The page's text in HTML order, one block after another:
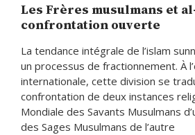
Les Frères musulmans et
confrontation ouverte
La tendance intégrale de l’islam
un processus de fractionnement. À
internationale, cette division se
confrontation de deux instances
Mondiale des Savants Musulmans
des Sages Musulmans de l’autre